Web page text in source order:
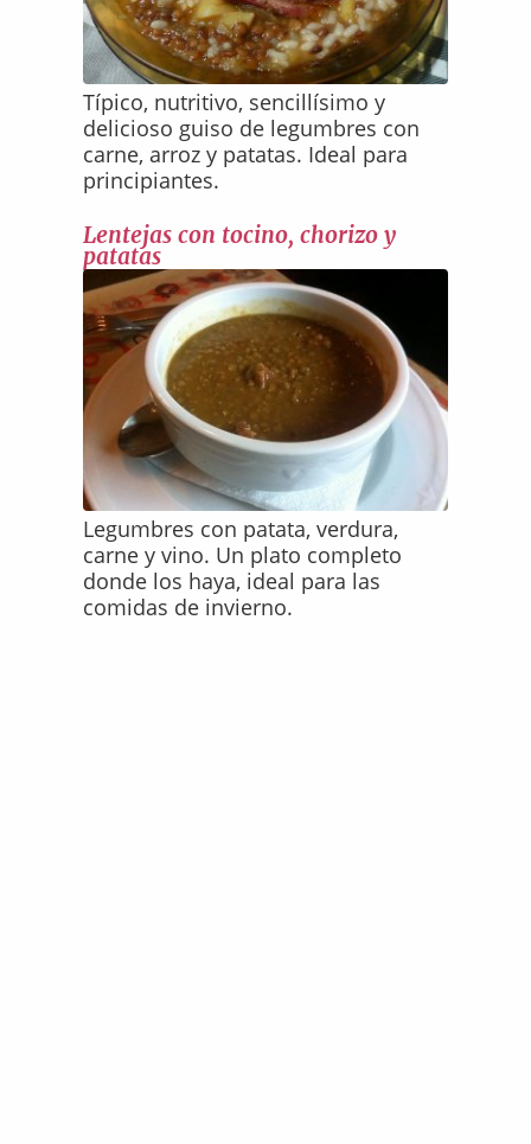
Típico, nutritivo, sencillísimo y
delicioso guiso de legumbres con
carne, arroz y patatas. Ideal para
principiantes.
Lentejas con tocino, chorizo y
patatas
Legumbres con patata, verdura,
carne y vino. Un plato completo
donde los haya, ideal para las
comidas de invierno.